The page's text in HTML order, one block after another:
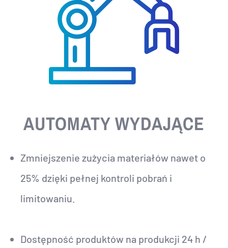
AUTOMATY WYDAJĄCE
Zmniejszenie zużycia materiałów nawet o
25% dzięki pełnej kontroli pobrań i
limitowaniu.
Dostępność produktów na produkcji 24 h /